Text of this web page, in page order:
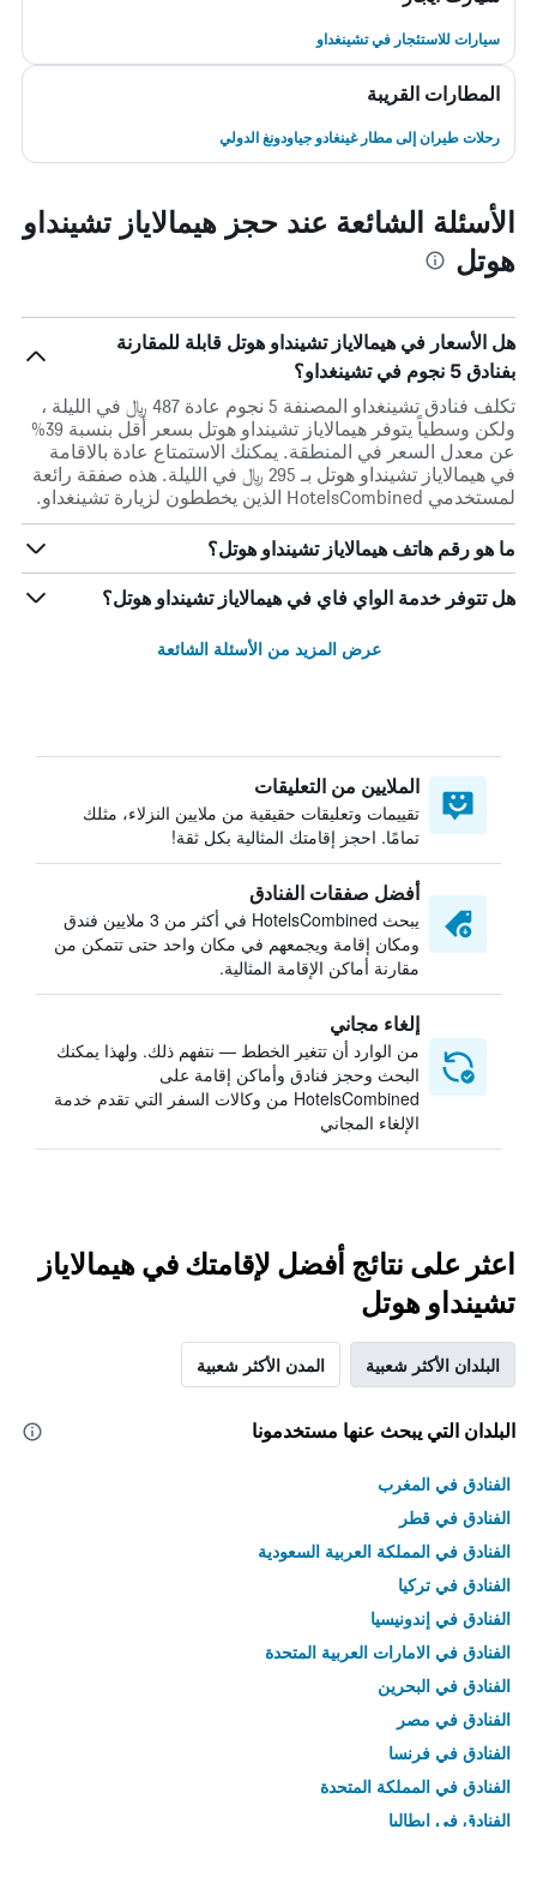
سيارات للاستئجار في تشينغداو
المطارات القريبة
رحلات طيران إلى مطار غينغادو جياودونغ الدولي
الأسئلة الشائعة عند حجز هيمالاياز تشينداو
هوتل
هل الأسعار في هيمالاياز تشينداو هوتل قابلة للمقارنة
بفنادق 5 نجوم في تشينغداو؟
تكلف فنادق تشينغداو المصنفة 5 نجوم عادة 487 ﷼ في الليلة ،
ولكن وسطياً يتوفر هيمالاياز تشينداو هوتل بسعر أقل بنسبة 39%
عن معدل السعر في المنطقة. يمكنك الاستمتاع عادة بالاقامة
في هيمالاياز تشينداو هوتل بـ 295 ﷼ في الليلة. هذه صفقة رائعة
لمستخدمي HotelsCombined الذين يخططون لزيارة تشينغداو.
ما هو رقم هاتف هيمالاياز تشينداو هوتل؟
هل تتوفر خدمة الواي فاي في هيمالاياز تشينداو هوتل؟
عرض المزيد من الأسئلة الشائعة
الملايين من التعليقات
تقييمات وتعليقات حقيقية من ملايين النزلاء، مثلك
تمامًا. احجز إقامتك المثالية بكل ثقة!
أفضل صفقات الفنادق
يبحث HotelsCombined في أكثر من 3 ملايين فندق
ومكان إقامة ويجمعهم في مكان واحد حتى تتمكن من
مقارنة أماكن الإقامة المثالية.
إلغاء مجاني
من الوارد أن تتغير الخطط — نتفهم ذلك. ولهذا يمكنك
البحث وحجز فنادق وأماكن إقامة على
HotelsCombined من وكالات السفر التي تقدم خدمة
الإلغاء المجاني
اعثر على نتائج أفضل لإقامتك في هيمالاياز
تشينداو هوتل
البلدان الأكثر شعبية المدن الأكثر شعبية
البلدان التي يبحث عنها مستخدمونا
الفنادق في المغرب
الفنادق في قطر
الفنادق في المملكة العربية السعودية
الفنادق في تركيا
الفنادق في إندونيسيا
الفنادق في الامارات العربية المتحدة
الفنادق في البحرين
الفنادق في مصر
الفنادق في فرنسا
الفنادق في المملكة المتحدة
الفنادق في إيطاليا